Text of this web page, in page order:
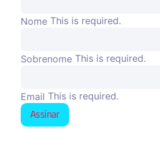
Nome This is required.
Sobrenome This is required.
Email This is required.
Assinar